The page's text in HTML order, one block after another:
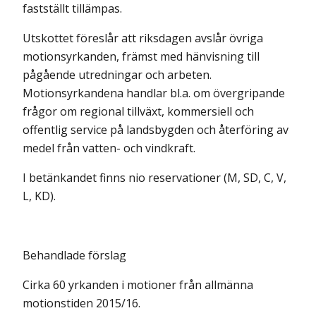
fastställt tillämpas.
Utskottet föreslår att riksdagen avslår övriga
motionsyrkanden, främst med hänvisning till
pågående utredningar och arbeten.
Motionsyrkandena handlar bl.a. om övergripande
frågor om regional tillväxt, kommersiell och
offentlig service på landsbygden och återföring av
medel från vatten- och vindkraft.
I betänkandet finns nio reservationer (M, SD, C, V,
L, KD).
Behandlade förslag
Cirka 60 yrkanden i motioner från allmänna
motionstiden 2015/16.